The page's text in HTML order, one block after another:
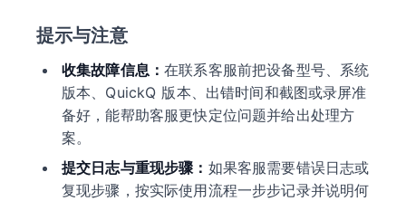
提示与注意
收集故障信息：在联系客服前把设备型号、系统
版本、QuickQ 版本、出错时间和截图或录屏准
备好，能帮助客服更快定位问题并给出处理方
案。
提交日志与重现步骤： 如果客服需要错误日志或
复现步骤，按实际使用流程一步步记录并说明何